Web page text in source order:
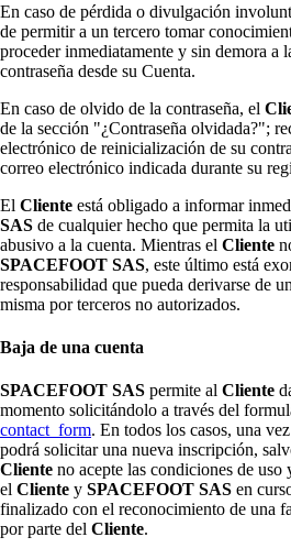
En caso de pérdida o divulgación
de permitir a un tercero tomar
proceder inmediatamente y sin demora a
contraseña desde su Cuenta.
En caso de olvido de la contraseña, el
de la sección "¿Contraseña olvidada?";
electrónico de reinicialización de su
correo electrónico indicada durante su
El Cliente está obligado a informar
SAS de cualquier hecho que permita la
abusivo a la cuenta. Mientras el Cliente
SPACEFOOT SAS, este último está
responsabilidad que pueda derivarse de
misma por terceros no autorizados.
Baja de una cuenta
SPACEFOOT SAS permite al Cliente
momento solicitándolo a través del
contact_form. En todos los casos, una
podrá solicitar una nueva inscripción,
Cliente no acepte las condiciones de
el Cliente y SPACEFOOT SAS en
finalizado con el reconocimiento de una
por parte del Cliente.